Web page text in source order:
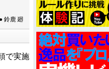
鈴鹿 廻
で実施